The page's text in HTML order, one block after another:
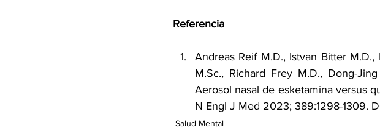
Referencia
Andreas Reif M.D., Istvan Bitter
M.Sc., Richard Frey M.D., Dong-
Aerosol nasal de esketamina versus
N Engl J Med 2023; 389:1298-1309.
Salud Mental